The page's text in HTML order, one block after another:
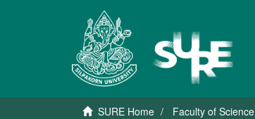
SURE Home Faculty of Science